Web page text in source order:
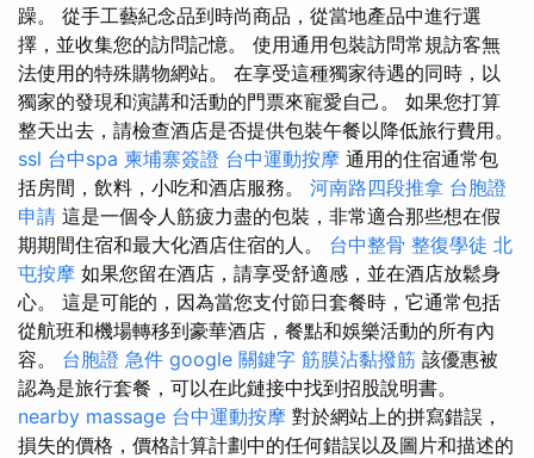
躁。 從手工藝紀念品到時尚商品，從當地產品中進行選
擇，並收集您的訪問記憶。 使用通用包裝訪問常規訪客無
法使用的特殊購物網站。 在享受這種獨家待遇的同時，以
獨家的發現和演講和活動的門票來寵愛自己。 如果您打算
整天出去，請檢查酒店是否提供包裝午餐以降低旅行費用。
ssl 台中spa 柬埔寨簽證 台中運動按摩 通用的住宿通常包
括房間，飲料，小吃和酒店服務。 河南路四段推拿 台胞證
申請 這是一個令人筋疲力盡的包裝，非常適合那些想在假
期期間住宿和最大化酒店住宿的人。 台中整骨 整復學徒 北
屯按摩 如果您留在酒店，請享受舒適感，並在酒店放鬆身
心。 這是可能的，因為當您支付節日套餐時，它通常包括
從航班和機場轉移到豪華酒店，餐點和娛樂活動的所有內
容。 台胞證 急件 google 關鍵字 筋膜沾黏撥筋 該優惠被
認為是旅行套餐，可以在此鏈接中找到招股說明書。
nearby massage 台中運動按摩 對於網站上的拼寫錯誤，
損失的價格，價格計算計劃中的任何錯誤以及圖片和描述的